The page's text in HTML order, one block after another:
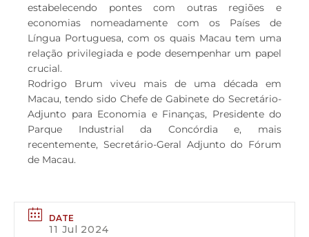
estabelecendo pontes com outras regiões e
economias nomeadamente com os Países de
Língua Portuguesa, com os quais Macau tem uma
relação privilegiada e pode desempenhar um papel
crucial.
Rodrigo Brum viveu mais de uma década em
Macau, tendo sido Chefe de Gabinete do Secretário-
Adjunto para Economia e Finanças, Presidente do
Parque Industrial da Concórdia e, mais
recentemente, Secretário-Geral Adjunto do Fórum
de Macau.
DATE
11 Jul 2024